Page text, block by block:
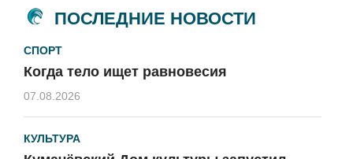
ПОСЛЕДНИЕ НОВОСТИ
СПОРТ
Когда тело ищет равновесия
07.08.2026
КУЛЬТУРА